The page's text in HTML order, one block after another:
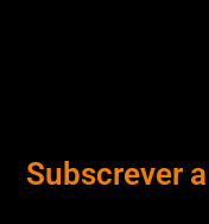
Subscrever